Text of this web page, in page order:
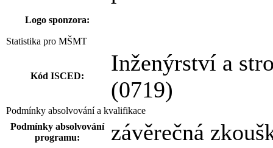
Logo sponzora:
Statistika pro MŠMT
Kód ISCED:
Inženýrství a
(0719)
Podmínky absolvování a kvalifikace
Podmínky absolvování
programu:
závěrečná